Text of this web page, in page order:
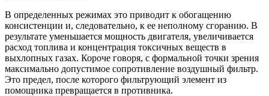
В определенных режимах это приводит к обогащению
консистенции и, следовательно, к ее неполному сгоранию. В
результате уменьшается мощность двигателя, увеличивается
расход топлива и концентрация токсичных веществ в
выхлопных газах. Короче говоря, с формальной точки зрения
максимально допустимое сопротивление воздушный фильтр.
Это предел, после которого фильтрующий элемент из
помощника превращается в противника.